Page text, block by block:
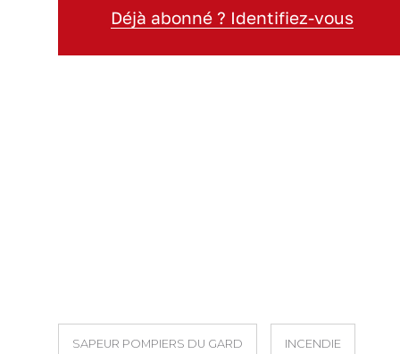
Déjà abonné ? Identifiez-vous
SAPEUR POMPIERS DU GARD INCENDIE